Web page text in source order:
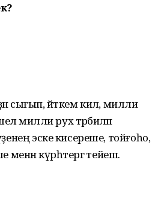
сығып, әйткем килә, милли
милли рух тәрбиәләп
эске кисереше, тойғоһо,
күрһәтергә тейеш.